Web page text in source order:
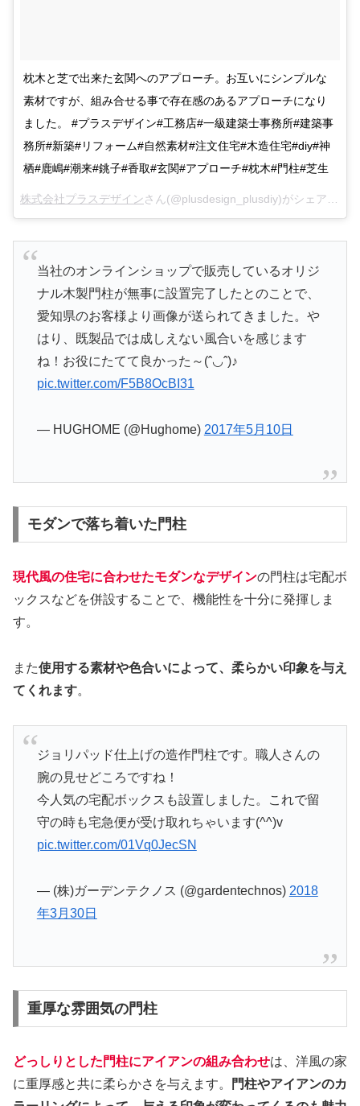
枕木と芝で出来た玄関へのアプローチ。お互いにシンプルな
素材ですが、組み合せる事で存在感のあるアプローチになり
ました。 #プラスデザイン#工務店#一級建築士事務所#建築事
務所#新築#リフォーム#自然素材#注文住宅#木造住宅#diy#神
栖#鹿嶋#潮来#銚子#香取#玄関#アプローチ#枕木#門柱#芝生
株式会社プラスデザインさん(@plusdesign_plusdiy)がシェアした投稿 –
当社のオンラインショップで販売しているオリジ
ナル木製門柱が無事に設置完了したとのことで、
愛知県のお客様より画像が送られてきました。や
はり、既製品では成しえない風合いを感じます
ね！お役にたてて良かった～(ˆ◡ˆ)♪
pic.twitter.com/F5B8OcBI31
— HUGHOME (@Hughome) 2017年5月10日
モダンで落ち着いた門柱
現代風の住宅に合わせたモダンなデザインの門柱は宅配ボ
ックスなどを併設することで、機能性を十分に発揮しま
す。
また使用する素材や色合いによって、柔らかい印象を与え
てくれます。
ジョリパッド仕上げの造作門柱です。職人さんの
腕の見せどころですね！
今人気の宅配ボックスも設置しました。これで留
守の時も宅急便が受け取れちゃいます(^^)v
pic.twitter.com/01Vq0JecSN
— (株)ガーデンテクノス (@gardentechnos) 2018
年3月30日
重厚な雰囲気の門柱
どっしりとした門柱にアイアンの組み合わせは、洋風の家
に重厚感と共に柔らかさを与えます。
門柱やアイアンのカ